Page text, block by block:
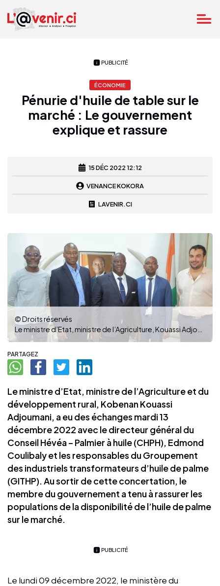
PUBLICITÉ
ÉCONOMIE
Pénurie d'huile de table sur le
marché : Le gouvernement
explique et rassure
15 DÉC 2022 12:12
VENANCE KOKORA
LAVENIR.CI
© Droits réservés
PARTAGEZ
Le ministre d’Etat, ministre de l’Agriculture et du
développement rural, Kobenan Kouassi
Adjoumani, a eu des échanges mardi 13
décembre 2022 avec le directeur général du
Conseil Hévéa – Palmier à huile (CHPH), Edmond
Coulibaly et les responsables du Groupement
des industriels transformateurs d’huile de palme
(GITHP). Au sortir de cette concertation, le
membre du gouvernement a tenu à rassurer les
populations de la disponibilité de l’huile de palme
sur le marché.
PUBLICITÉ
Le lundi 09 décembre 2022, le ministère du